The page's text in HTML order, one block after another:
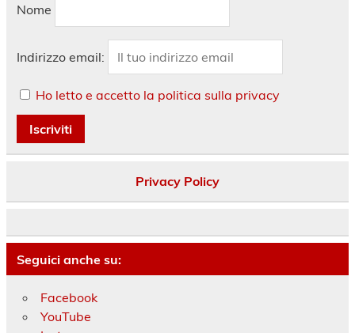
Nome
Indirizzo email:
Ho letto e accetto la politica sulla privacy
Privacy Policy
Seguici anche su:
Facebook
YouTube